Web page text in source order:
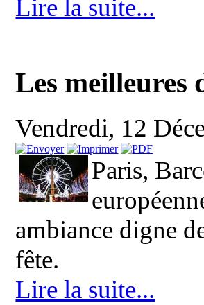
Lire la suite...
Les meilleures
Vendredi, 12
Paris,
ambiance digne
fête.
Lire la suite...